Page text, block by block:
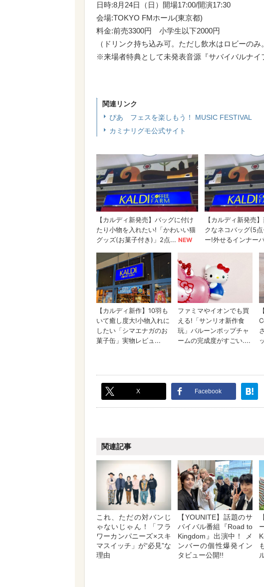
日時:8月24日（日）開場17:00/開演17:30
会場:TOKYO FMホール(東京都)
料金:前売3300円 小学生以下2000円
（ドリンク持ち込み可。ただし飲水はロビーのみ
※来場者特典として未発表音源『サバイバルナ
関連リンク
ぴあ フェスを楽しもう！ MUSIC FESTIVAL
カミナリグモ公式サイト
X Facebook
関連記事
これ、ただの対バンじ
ゃないじゃん！「フラ
ワーカンパニーズ×スキ
マスイッチ」が“必見”な
理由
【YOUNITE】話題のサ
バイバル番組『Road to
Kingdom』出演中！ メ
ンバーの個性爆発イン
タビュー公開!!